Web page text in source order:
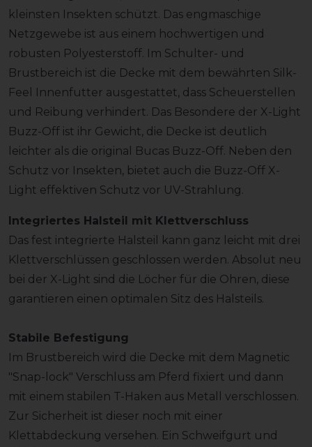
kleinsten Insekten schützt. Das engmaschige
Netzgewebe ist aus einem hochwertigen und
robusten Polyesterstoff. Im Schulter- und
Brustbereich ist die Decke mit dem bewährten Silk-
Feel Innenfutter ausgestattet, dass Scheuerstellen
und Reibung verhindert. Das Besondere der X-Light
Buzz-Off ist ihr Gewicht, die Decke ist deutlich
leichter als die original Bucas Buzz-Off. Neben den
Schutz vor Insekten, bietet auch die Buzz-Off X-
Light effektiven Schutz vor UV-Strahlung.
Integriertes Halsteil mit Klettverschluss
Das fest integrierte Halsteil kann ganz leicht mit drei
Klettverschlüssen geschlossen werden. Absolut neu
bei der X-Light sind die Löcher für die Ohren, diese
garantieren einen optimalen Sitz des Halsteils.
Stabile Befestigung
Im Brustbereich wird die Decke mit dem Magnetic
"Snap-lock" Verschluss am Pferd fixiert und dann
mit einem stabilen T-Haken aus Metall verschlossen.
Zur Sicherheit ist dieser noch mit einer
Klettabdeckung versehen. Ein Schweifgurt und